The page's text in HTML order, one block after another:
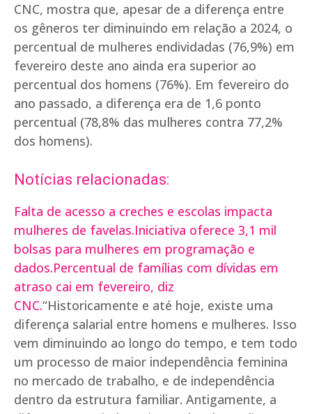
CNC, mostra que, apesar de a diferença entre
os gêneros ter diminuindo em relação a 2024, o
percentual de mulheres endividadas (76,9%) em
fevereiro deste ano ainda era superior ao
percentual dos homens (76%). Em fevereiro do
ano passado, a diferença era de 1,6 ponto
percentual (78,8% das mulheres contra 77,2%
dos homens).
Notícias relacionadas:
Falta de acesso a creches e escolas impacta
mulheres de favelas.Iniciativa oferece 3,1 mil
bolsas para mulheres em programação e
dados.Percentual de famílias com dívidas em
atraso cai em fevereiro, diz
CNC.“Historicamente e até hoje, existe uma
diferença salarial entre homens e mulheres. Isso
vem diminuindo ao longo do tempo, e tem todo
um processo de maior independência feminina
no mercado de trabalho, e de independência
dentro da estrutura familiar. Antigamente, a